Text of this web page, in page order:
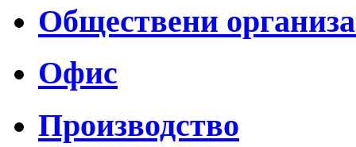
Обществени
Офис
Производство